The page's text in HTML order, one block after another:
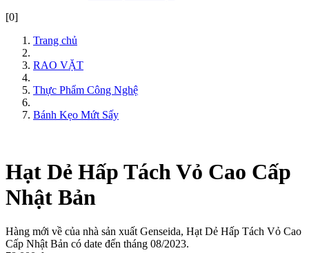
[0]
Trang chủ
RAO VẶT
Thực Phẩm Công Nghệ
Bánh Kẹo Mứt Sấy
Hạt Dẻ Hấp Tách Vỏ Cao Cấp
Nhật Bản
Hàng mới về của nhà sản xuất Genseida, Hạt Dẻ Hấp Tách Vỏ Cao
Cấp Nhật Bản có date đến tháng 08/2023.